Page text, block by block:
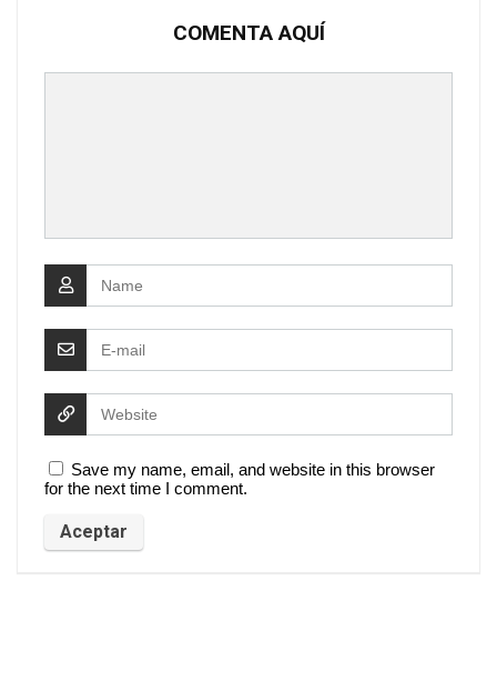
COMENTA AQUÍ
Save my name, email, and website in this browser
for the next time I comment.